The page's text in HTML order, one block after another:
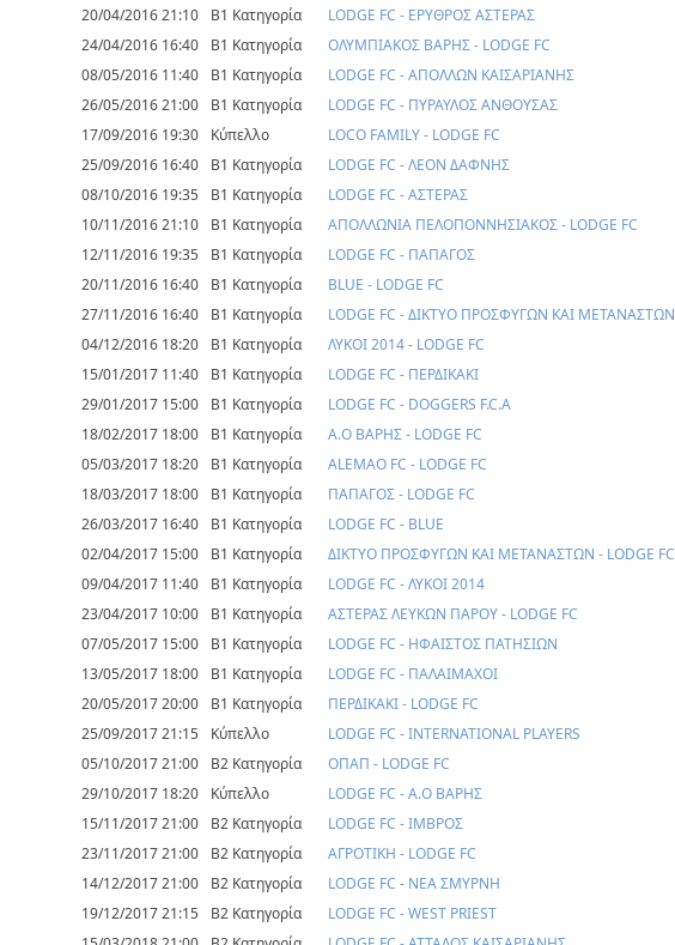
20/04/2016 21:10
Β1 Κατηγορία LODGE FC - ΕΡΥΘΡΟΣ ΑΣΤΕΡΑΣ
24/04/2016 16:40
Β1 Κατηγορία ΟΛΥΜΠΙΑΚΟΣ ΒΑΡΗΣ - LODGE FC
08/05/2016 11:40
Β1 Κατηγορία LODGE FC - ΑΠΟΛΛΩΝ ΚΑΙΣΑΡΙΑΝΗΣ
26/05/2016 21:00
Β1 Κατηγορία LODGE FC - ΠΥΡΑΥΛΟΣ ΑΝΘΟΥΣΑΣ
17/09/2016 19:30
Κύπελλο LOCO FAMILY - LODGE FC
25/09/2016 16:40
Β1 Κατηγορία LODGE FC - ΛΕΟΝ ΔΑΦΝΗΣ
08/10/2016 19:35
Β1 Κατηγορία LODGE FC - ΑΣΤΕΡΑΣ
10/11/2016 21:10
Β1 Κατηγορία ΑΠΟΛΛΩΝΙΑ ΠΕΛΟΠΟΝΝΗΣΙΑΚΟΣ - LODGE FC
12/11/2016 19:35
Β1 Κατηγορία LODGE FC - ΠΑΠΑΓΟΣ
20/11/2016 16:40
Β1 Κατηγορία BLUE - LODGE FC
27/11/2016 16:40
Β1 Κατηγορία LODGE FC - ΔΙΚΤΥΟ ΠΡΟΣΦΥΓΩΝ ΚΑΙ ΜΕΤΑΝΑΣΤΩΝ
04/12/2016 18:20
Β1 Κατηγορία ΛΥΚΟΙ 2014 - LODGE FC
15/01/2017 11:40
Β1 Κατηγορία LODGE FC - ΠΕΡΔΙΚΑΚΙ
29/01/2017 15:00
Β1 Κατηγορία LODGE FC - DOGGERS F.C.A
18/02/2017 18:00
Β1 Κατηγορία Α.Ο ΒΑΡΗΣ - LODGE FC
05/03/2017 18:20
Β1 Κατηγορία ALEMAO FC - LODGE FC
18/03/2017 18:00
Β1 Κατηγορία ΠΑΠΑΓΟΣ - LODGE FC
26/03/2017 16:40
Β1 Κατηγορία LODGE FC - BLUE
02/04/2017 15:00
Β1 Κατηγορία ΔΙΚΤΥΟ ΠΡΟΣΦΥΓΩΝ ΚΑΙ ΜΕΤΑΝΑΣΤΩΝ - LODGE FC
09/04/2017 11:40
Β1 Κατηγορία LODGE FC - ΛΥΚΟΙ 2014
23/04/2017 10:00
Β1 Κατηγορία ΑΣΤΕΡΑΣ ΛΕΥΚΩΝ ΠΑΡΟΥ - LODGE FC
07/05/2017 15:00
Β1 Κατηγορία LODGE FC - ΗΦΑΙΣΤΟΣ ΠΑΤΗΣΙΩΝ
13/05/2017 18:00
Β1 Κατηγορία LODGE FC - ΠΑΛΑΙΜΑΧΟΙ
20/05/2017 20:00
Β1 Κατηγορία ΠΕΡΔΙΚΑΚΙ - LODGE FC
25/09/2017 21:15
Κύπελλο LODGE FC - INTERNATIONAL PLAYERS
05/10/2017 21:00
Β2 Κατηγορία ΟΠΑΠ - LODGE FC
29/10/2017 18:20
Κύπελλο LODGE FC - Α.Ο ΒΑΡΗΣ
15/11/2017 21:00
Β2 Κατηγορία LODGE FC - ΙΜΒΡΟΣ
23/11/2017 21:00
Β2 Κατηγορία ΑΓΡΟΤΙΚΗ - LODGE FC
14/12/2017 21:00
Β2 Κατηγορία LODGE FC - ΝΕΑ ΣΜΥΡΝΗ
19/12/2017 21:15
Β2 Κατηγορία LODGE FC - WEST PRIEST